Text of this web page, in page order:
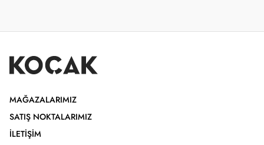
MAĞAZALARIMIZ
SATIŞ NOKTALARIMIZ
İLETIŞIM